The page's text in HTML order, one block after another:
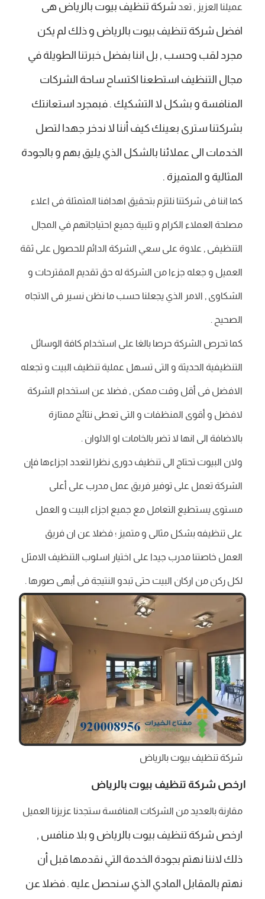
عميلنا العزيز , تعد شركة تنظيف بيوت بالرياض هى
افضل شركة تنظيف بيوت بالرياض و ذلك لم يكن
مجرد لقب وحسب , بل اننا بفضل خبرتنا الطويلة في
مجال التنظيف استطعنا اكتساح ساحة الشركات
المنافسة و بشكل لا التشكيك . فبمجرد استعانتك
بشركتنا سترى بعينك كيف أننا لا ندخر جهدا لتصل
الخدمات الى عملائنا بالشكل الذي يليق بهم و بالجودة
المثالية و المتميزة .
كما اننا فى شركتنا نلتزم بتحقيق اهدافنا المتمثلة فى اعلاء
مصلحة العملاء الكرام و تلبية جميع احتياجاتهم في المجال
التنظيفى , علاوة على سعي الشركة الدائم للحصول على ثقة
العميل و جعله جزءا من الشركة له حق تقديم المقترحات و
الشكاوى , الامر الذي يجعلنا حسب ما نظن نسير فى الاتجاه
الصحيح .
كما تحرص الشركة حرصا بالغا على استخدام كافة الوسائل
التنظيفية الحديثة و التى تسهل عملية تنظيف البيت و تجعله
الافضل فى أقل وقت ممكن , فضلا عن استخدام الشركة
لافضل و أقوى المنظفات و التى تعطى نتائج ممتازة
بالاضافة الى انها لا تضر بالخامات او الالوان .
ولان البيوت تحتاج الى تنظيف دورى نظرا لتعدد اجزاءها فإن
الشركة تعمل على توفير فريق عمل مدرب على أعلى
مستوى يستطيع التعامل مع جميع اجزاء البيت و العمل
على تنظيفه بشكل مثالى و متميز ؛ فضلا عن ان فريق
العمل خاصتنا مدرب جيدا على اختيار اسلوب التنظيف الامثل
لكل ركن من اركان البيت حتى تبدو النتيجة فى أبهى صورها .
شركة تنظيف بيوت بالرياض
ارخص شركة تنظيف بيوت بالرياض
مقارنة بالعديد من الشركات المنافسة ستجدنا عزيزنا العميل
ارخص شركة تنظيف بيوت بالرياض و بلا منافس ,
ذلك لاننا نهتم بجودة الخدمة التي نقدمها قبل أن
نهتم بالمقابل المادي الذي سنحصل عليه . فضلا عن